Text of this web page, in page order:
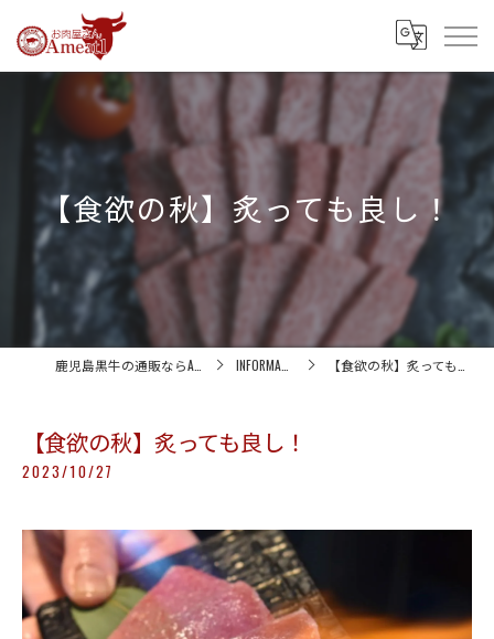
【食欲の秋】炙っても良し！
INFORMATION 【食欲の秋】炙っても良し！
【食欲の秋】炙っても良し！
2023/10/27